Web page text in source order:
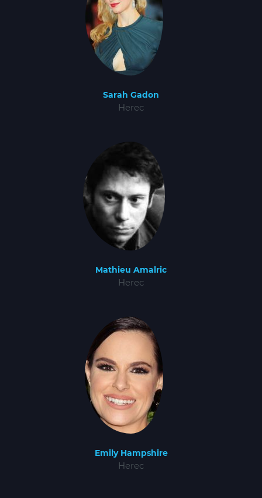
Sarah Gadon
Herec
Mathieu Amalric
Herec
Emily Hampshire
Herec